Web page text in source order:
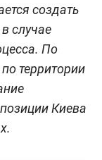
создать
случае
По
территории
Киева